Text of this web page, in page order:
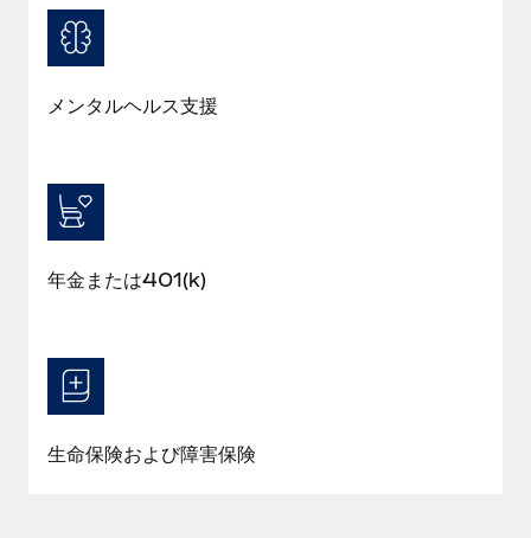
よびContractor Management Plus（契約社員管理
プラス）
業務に最適な人材を採用し、管理し、給与を支給できるようにす
詳細を見る
給与詐欺：種類、事例、ビジネスを守る方法
ム間で頻繁に移動しているためです。このため、自社のビジネス
を保護することは極めて重要です。...
メンタルヘルス支援
年金または401(k)
生命保険および障害保険